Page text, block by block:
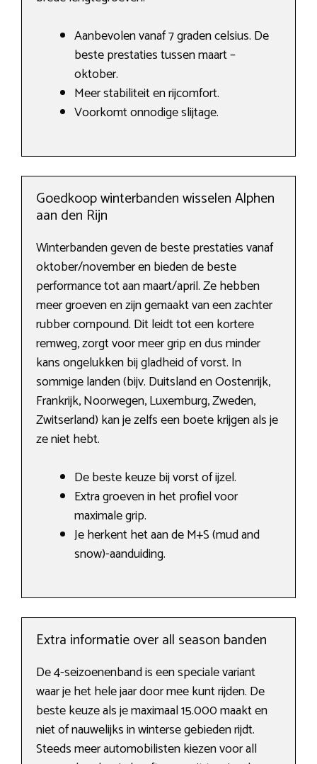
Aanbevolen vanaf 7 graden celsius. De
beste prestaties tussen maart –
oktober.
Meer stabiliteit en rijcomfort.
Voorkomt onnodige slijtage.
Goedkoop winterbanden wisselen Alphen
aan den Rijn
Winterbanden geven de beste prestaties vanaf
oktober/november en bieden de beste
performance tot aan maart/april. Ze hebben
meer groeven en zijn gemaakt van een zachter
rubber compound. Dit leidt tot een kortere
remweg, zorgt voor meer grip en dus minder
kans ongelukken bij gladheid of vorst. In
sommige landen (bijv. Duitsland en Oostenrijk,
Frankrijk, Noorwegen, Luxemburg, Zweden,
Zwitserland) kan je zelfs een boete krijgen als je
ze niet hebt.
De beste keuze bij vorst of ijzel.
Extra groeven in het profiel voor
maximale grip.
Je herkent het aan de M+S (mud and
snow)-aanduiding.
Extra informatie over all season banden
De 4-seizoenenband is een speciale variant
waar je het hele jaar door mee kunt rijden. De
beste keuze als je maximaal 15.000 maakt en
niet of nauwelijks in winterse gebieden rijdt.
Steeds meer automobilisten kiezen voor all